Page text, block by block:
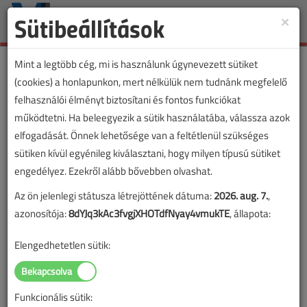
Toggle
×
Sütibeállítások
Mint a legtöbb cég, mi is használunk úgynevezett sütiket
(cookies) a honlapunkon, mert nélkülük nem tudnánk megfelelő
felhasználói élményt biztosítani és fontos funkciókat
működtetni. Ha beleegyezik a sütik használatába, válassza azok
elfogadását. Önnek lehetősége van a feltétlenül szükséges
sütiken kívül egyénileg kiválasztani, hogy milyen típusú sütiket
engedélyez. Ezekről alább bővebben olvashat.
Az ön jelenlegi státusza létrejöttének dátuma:2026. aug. 7.,
azonosítója:8dYJq3kAc3fvgjXHOTdfNyay4vmukTE, állapota:
Elengedhetetlen sütik:
Funkcionális sütik: